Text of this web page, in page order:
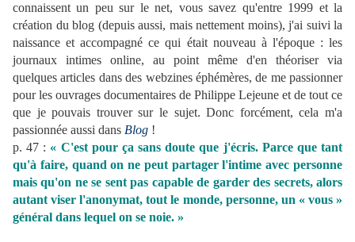
connaissent un peu sur le net, vous savez qu'entre 1999 et la
création du blog (depuis aussi, mais nettement moins), j'ai suivi la
naissance et accompagné ce qui était nouveau à l'époque : les
journaux intimes online, au point même d'en théoriser via
quelques articles dans des webzines éphémères, de me passionner
pour les ouvrages documentaires de Philippe Lejeune et de tout ce
que je pouvais trouver sur le sujet. Donc forcément, cela m'a
passionnée aussi dans Blog !
p. 47 : « C'est pour ça sans doute que j'écris. Parce que tant
qu'à faire, quand on ne peut partager l'intime avec personne
mais qu'on ne se sent pas capable de garder des secrets, alors
autant viser l'anonymat, tout le monde, personne, un « vous »
général dans lequel on se noie. »